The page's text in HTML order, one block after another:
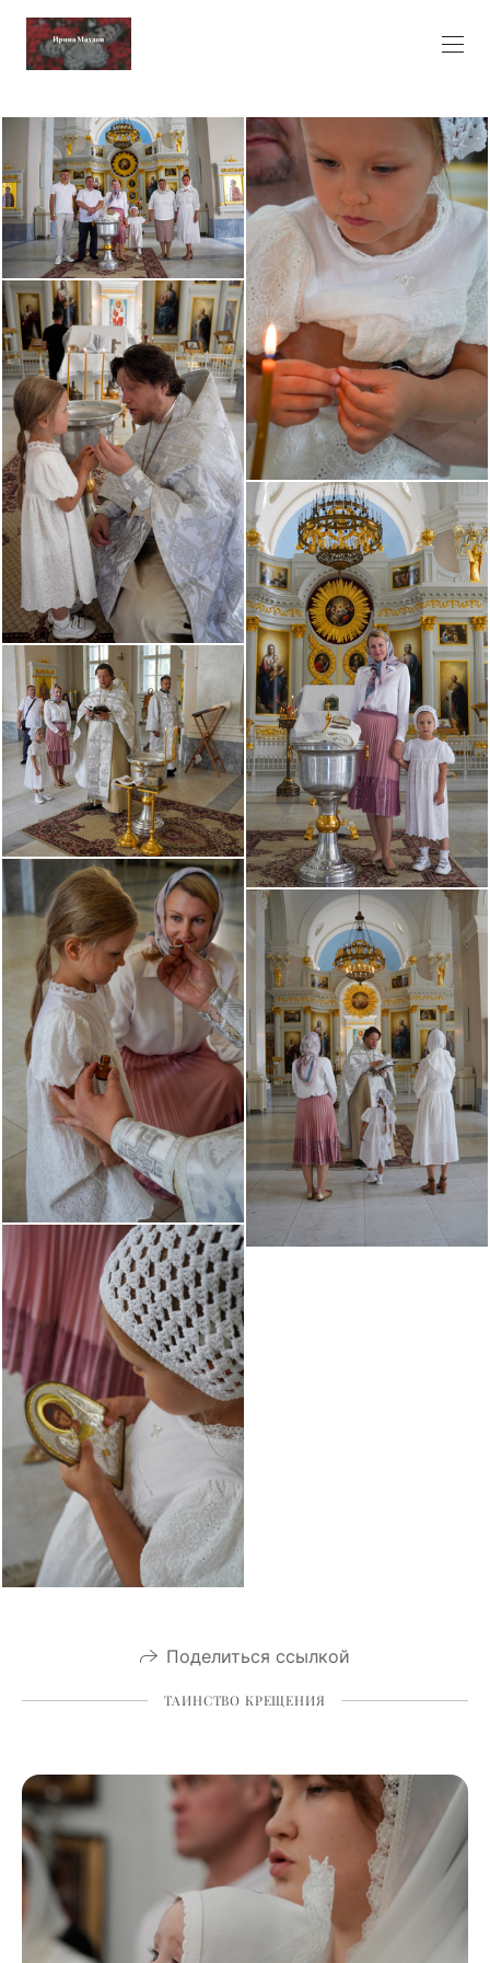
Поделиться ссылкой
ТАИНСТВО КРЕЩЕНИЯ